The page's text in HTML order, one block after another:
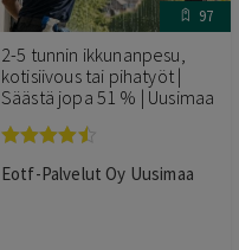
97
2-5 tunnin ikkunanpesu,
kotisiivous tai pihatyöt |
Säästä jopa 51 % | Uusimaa
tuotteesta:
Eotf-Palvelut Oy Uusimaa